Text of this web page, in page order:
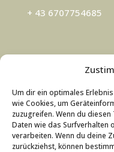
Um dir ein optimales
wie Cookies, um
zuzugreifen. Wenn du
Daten wie das Surfverhalten
verarbeiten. Wenn du deine
zurückziehst, können
+ 43 6707754685
Fol­ge mir
Email